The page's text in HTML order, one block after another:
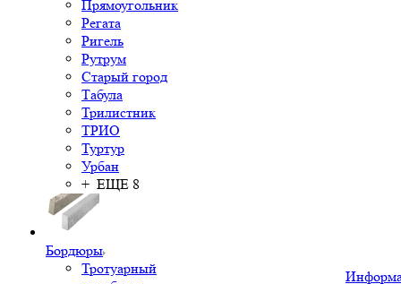
Прямоугольник
Регата
Ригель
Рутрум
Старый город
Табула
Трилистник
ТРИО
Туртур
Урбан
+ ЕЩЕ 8
Бордюры
Тротуарный